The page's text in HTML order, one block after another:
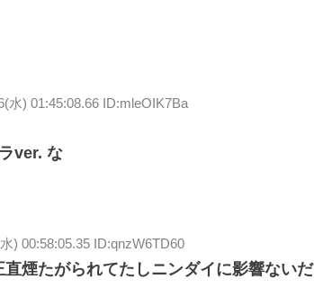
水) 01:45:08.66 ID:mleOIK7Ba
ver. な
) 00:58:05.35 ID:qnzW6TD60
煙たがられてたしニンダイに影響ないだ